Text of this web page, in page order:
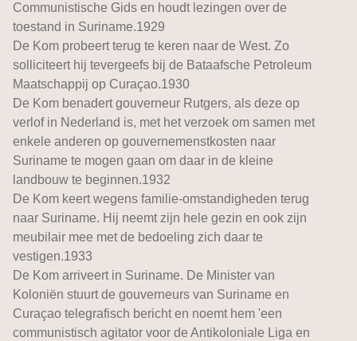
Communistische Gids en houdt lezingen over de
toestand in Suriname.1929
De Kom probeert terug te keren naar de West. Zo
solliciteert hij tevergeefs bij de Bataafsche Petroleum
Maatschappij op Curaçao.1930
De Kom benadert gouverneur Rutgers, als deze op
verlof in Nederland is, met het verzoek om samen met
enkele anderen op gouvernemenstkosten naar
Suriname te mogen gaan om daar in de kleine
landbouw te beginnen.1932
De Kom keert wegens familie-omstandigheden terug
naar Suriname. Hij neemt zijn hele gezin en ook zijn
meubilair mee met de bedoeling zich daar te
vestigen.1933
De Kom arriveert in Suriname. De Minister van
Koloniën stuurt de gouverneurs van Suriname en
Curaçao telegrafisch bericht en noemt hem 'een
communistisch agitator voor de Antikoloniale Liga en